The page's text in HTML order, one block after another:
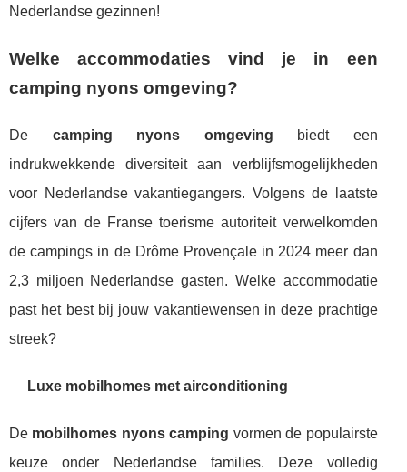
Nederlandse gezinnen!
Welke accommodaties vind je in een
camping nyons omgeving?
De camping nyons omgeving biedt een
indrukwekkende diversiteit aan verblijfsmogelijkheden
voor Nederlandse vakantiegangers. Volgens de laatste
cijfers van de Franse toerisme autoriteit verwelkomden
de campings in de Drôme Provençale in 2024 meer dan
2,3 miljoen Nederlandse gasten. Welke accommodatie
past het best bij jouw vakantiewensen in deze prachtige
streek?
Luxe mobilhomes met airconditioning
De mobilhomes nyons camping vormen de populairste
keuze onder Nederlandse families. Deze volledig